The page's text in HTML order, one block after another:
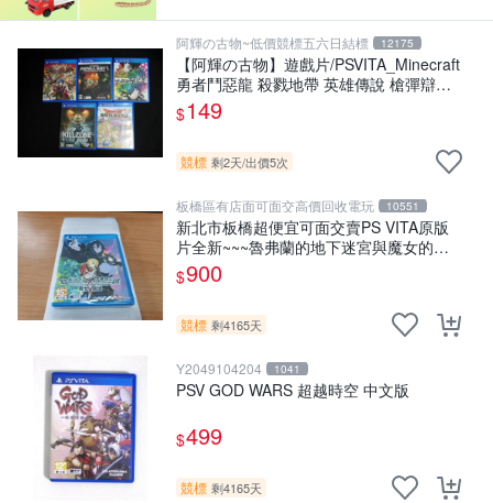
阿輝の古物~低價競標五六日結標 12175
【阿輝の古物】遊戲片/PSVITA_Minecraft
勇者鬥惡龍 殺戮地帶 英雄傳說 槍彈辯駁
一批合售_刮痕污漬_1元起標無底價
_#F30
$149
競標 剩2天/出價5次
板橋區有店面可面交高價回收電玩 10551
新北市板橋超便宜可面交賣PS VITA原版
片全新~~~魯弗蘭的地下迷宮與魔女的旅
團~~~便宜賣
$900
競標 剩4165天
Y2049104204 1041
PSV GOD WARS 超越時空 中文版
$499
競標 剩4165天